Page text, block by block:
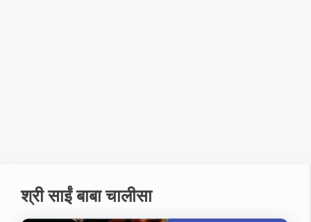
श्री साईं बाबा चालीसा